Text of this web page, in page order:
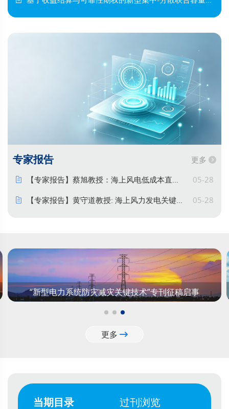
专家报告
更多
05-28
05-28
“新型电力系统防灾减灾关键技术”专刊征稿启事
更多
当期目录
过刊浏览